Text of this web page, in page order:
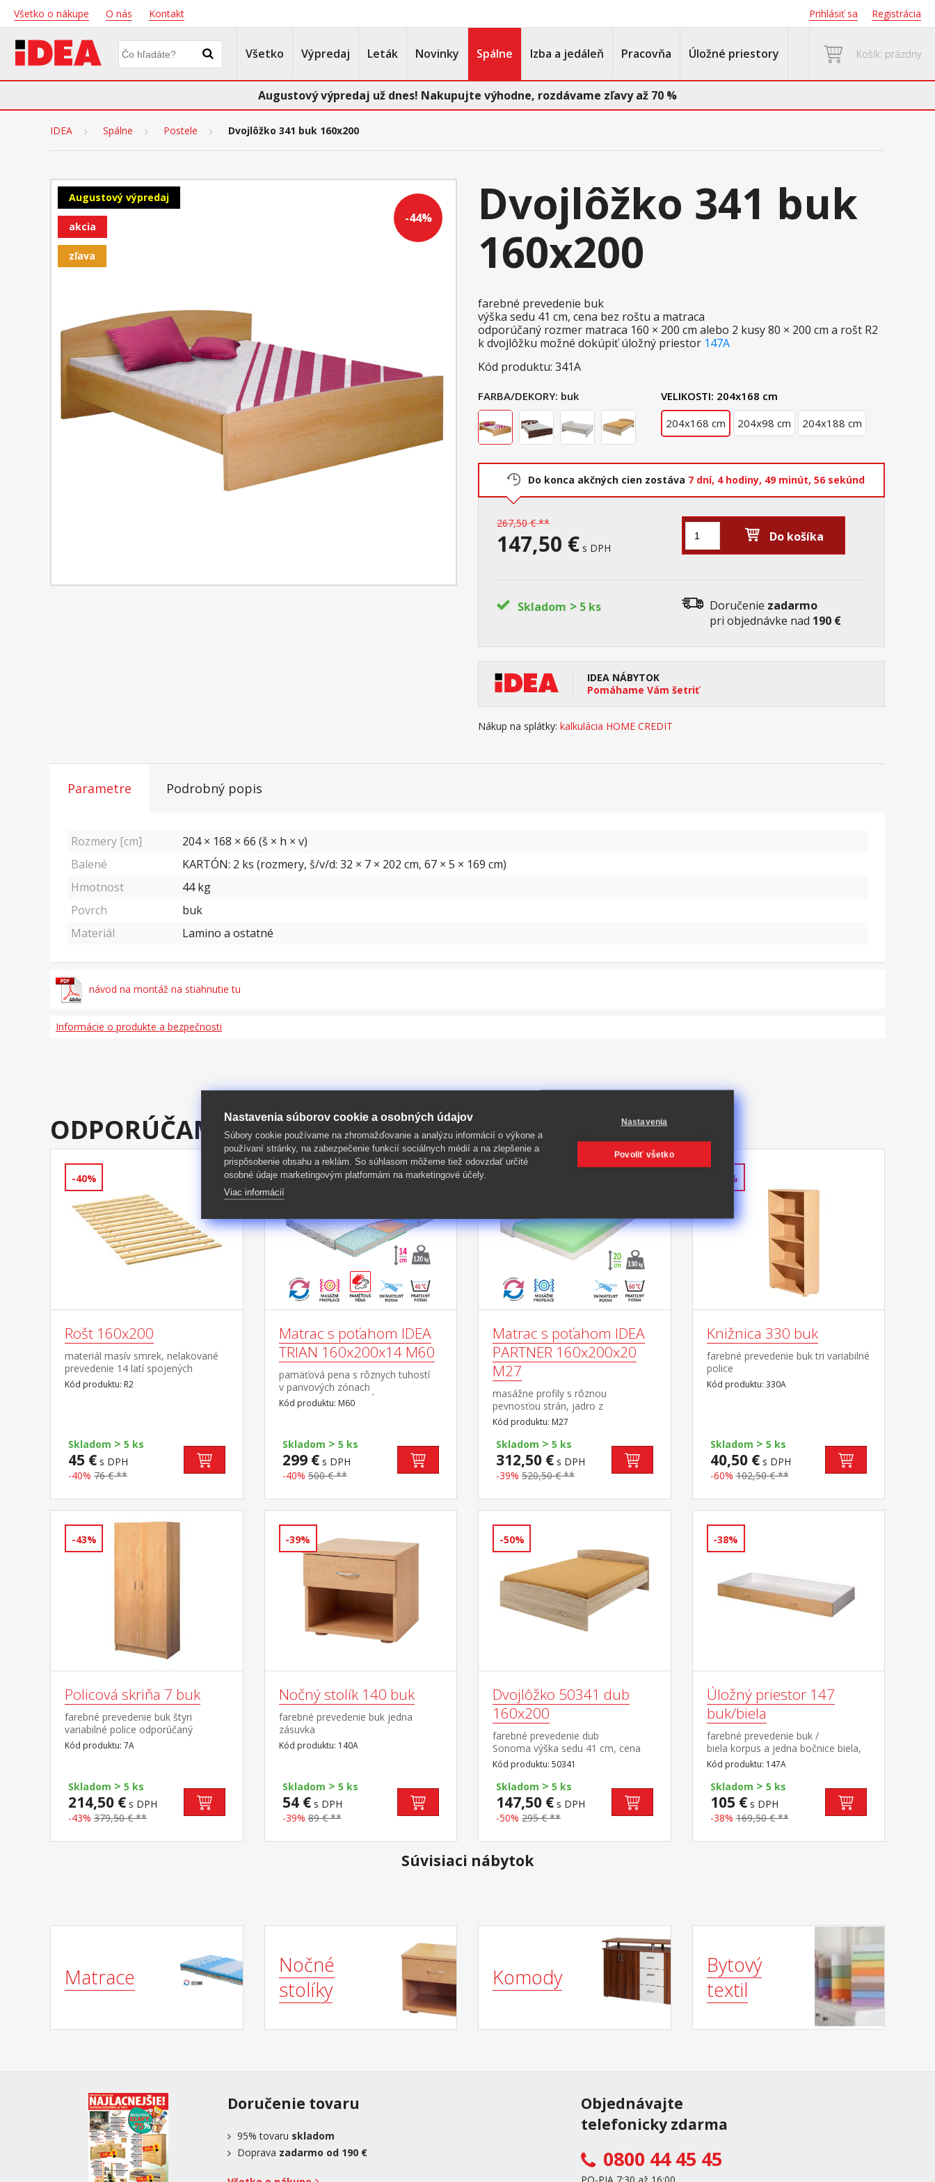
Všetko o nákupe O nás Kontakt Prihlásiť sa Registrácia
Všetko Výpredaj Leták Novinky Spálne Izba a jedáleň Pracovňa Úložné priestory Košík: prázdny
Augustový výpredaj už dnes! Nakupujte výhodne, rozdávame zľavy až 70 %
IDEA Spálne Postele Dvojlôžko 341 buk 160x200
-44%
Augustový výpredaj
akcia
zľava
Dvojlôžko 341 buk
160x200
farebné prevedenie buk
výška sedu 41 cm, cena bez roštu a matraca
odporúčaný rozmer matraca 160 × 200 cm alebo 2 kusy 80 × 200 cm a rošt R2
k dvojlôžku možné dokúpiť úložný priestor 147A
Kód produktu: 341A
FARBA/DEKORY: buk VELIKOSTI: 204x168 cm
204x168 cm
204x98 cm 204x188 cm
Do konca akčných cien zostáva 7 dní, 4 hodiny, 49 minút, 56 sekúnd
267,50 € **
147,50 € s DPH
Do košíka
Skladom > 5 ks Doručenie zadarmo
pri objednávke nad 190 €
IDEA NÁBYTOK
Pomáhame Vám šetriť
Nákup na splátky: kalkulácia HOME CREDIT
Parametre Podrobný popis
Rozmery [cm]
204 × 168 × 66 (š × h × v)
Balené
KARTÓN: 2 ks (rozmery, š/v/d: 32 × 7 × 202 cm, 67 × 5 × 169 cm)
Hmotnost
44kg
Povrch
buk
Materiál
Lamino a ostatné
návod na montáž na stiahnutie tu
Informácie o produkte a bezpečnosti
ODPORÚČAME DOKÚPIŤ
-40%
Rošt 160x200
materiál masív smrek, nelakované
prevedenie 14 latí spojených
textilným tkalúnom
Kód produktu: R2
Skladom > 5 ks
45 € s DPH
-40% 76 € **
-40%
Matrac s poťahom IDEA
TRIAN 160x200x14 M60
pamäťová pena s rôznych tuhostí
v panvových zónach
prináša odľahčenie kĺbom a celému
pohybovému aparátu 7-zónová
veľmi jemná masáž v
priebehu spánku matrac s Visco
systémom rozdielnej tuhosti
strán vhodná pre všetky typy roštov
odporúčaná nosnosť do 120 kg
Kód produktu: M60
Skladom > 5 ks
299 €s DPH
-40% 500 € **
Matrac s poťahom IDEA
PARTNER 160x200x20
M27
masážne profily s rôznou
pevnosťou strán, jadro z
Flexifoam peny povrch je
vyprofilovaný do 7 anatomických
zón na oboch stranách tvrdá (biela)
a mäkká (svetlo zelená)
strana vhodný pre všetky typy
roštov vhodný pre alergikov, poťah
Kód produktu: M27
Skladom > 5 ks
312,50 € s DPH
-39% 520,50 € **
-60%
Knižnica 330 buk
farebné prevedenie buk tri variabilné
police
Kód produktu: 330A
Skladom > 5 ks
40,50 €s DPH
-60% 102,50 € **
-43%
Policová skriňa 7 buk
farebné prevedenie buk štyri
variabilné police odporúčaný
nadstavec 8A
Kód produktu: 7A
Skladom > 5 ks
214,50 € s DPH
-43% 379,50 € **
-39%
Nočný stolík 140 buk
farebné prevedenie buk jedna
zásuvka
Kód produktu: 140A
Skladom > 5 ks
54 €s DPH
-39% 89 € **
-50%
Dvojlôžko 50341 dub
160x200
farebné prevedenie dub
Sonoma výška sedu 41 cm, cena
bez roštu a matraca odporúčaný
rozmer matraca 160 × 200 cm
alebo 2 kusy 80 × 200 cm a rošt
R2 nočný stolík 50140 nie je v cene,
k dvojlôžku možné dokúpiť úložný
priestor 147A
Kód produktu: 50341
Skladom > 5 ks
147,50 € s DPH
-50% 295 € **
-38%
Úložný priestor 147
buk/biela
farebné prevedenie buk /
biela korpus a jedna bočnice biela,
druhá bočnice buk príslušenstvo pre
341A, 341B, 342A, 342B, 343A,
343B, 50341, 50343, 60341, 60342,
60343
Kód produktu: 147A
Skladom > 5 ks
105 €s DPH
-38% 169,50 € **
Súvisiaci nábytok
Matrace
Nočné
stolíky
Komody
Bytový
textil
Doručenie tovaru
95% tovaru skladom
Doprava zadarmo od 190 €
Objednávajte
telefonicky zdarma
0800 44 45 45
Nastavenia súborov cookie a osobných údajov
Súbory cookie používame na zhromažďovanie a analýzu informácií o výkone a
používaní stránky, na zabezpečenie funkcií sociálnych médií a na zlepšenie a
prispôsobenie obsahu a reklám. So súhlasom môžeme tiež odovzdať určité
osobné údaje marketingovým platformám na marketingové účely.
Viac informácií
Nastavenia
Povoliť všetko